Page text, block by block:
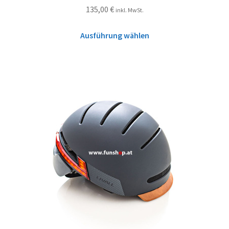
135,00 € inkl. MwSt.
Ausführung wählen